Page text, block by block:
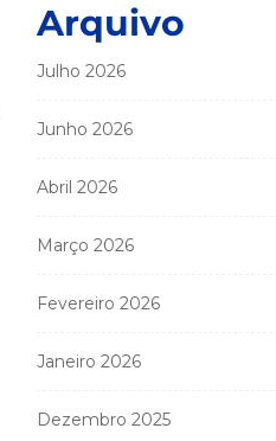
Arquivo
Julho 2026
Junho 2026
Abril 2026
Março 2026
Fevereiro 2026
Janeiro 2026
Dezembro 2025